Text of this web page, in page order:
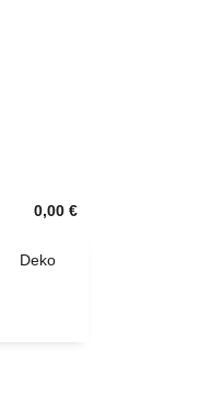
0,00 €
Deko